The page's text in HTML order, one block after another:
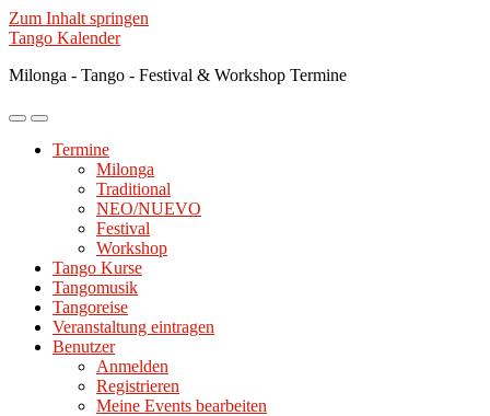
Zum Inhalt springen
Tango Kalender
Milonga - Tango - Festival & Workshop Termine
Mobile-
ein-/ausblenden
Suchfeld
ein-/ausblenden
Termine
Milonga
Traditional
NEO/NUEVO
Festival
Workshop
Tango Kurse
Tangomusik
Tangoreise
Veranstaltung eintragen
Benutzer
Anmelden
Registrieren
Meine Events bearbeiten